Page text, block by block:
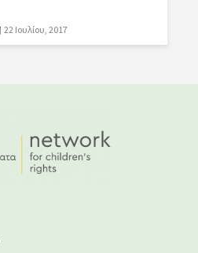
22 Ιουλίου, 2017